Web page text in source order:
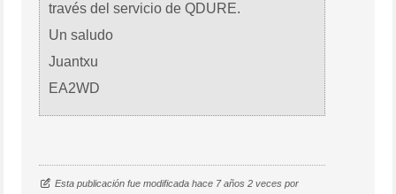
través del servicio de QDURE.
Un saludo
Juantxu
EA2WD
Esta publicación fue modificada hace 7 años 2 veces por